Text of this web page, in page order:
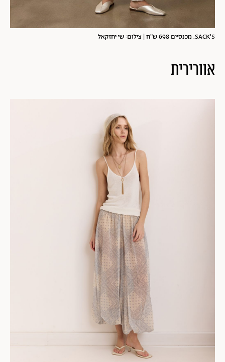
SACK'S. מכנסיים 698 ש"ח | צילום: שי יחזקאל
אוורירית